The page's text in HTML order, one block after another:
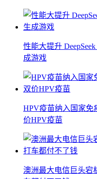
性能大提升
成游戏
HPV疫苗纳入国家免
价HPV疫苗
澳洲最大电信巨头宕